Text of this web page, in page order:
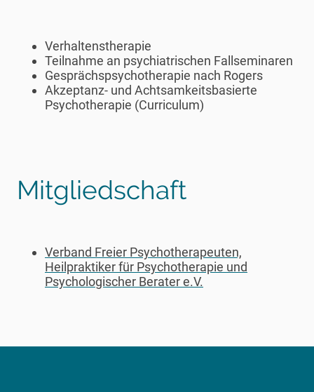
Verhaltenstherapie
Teilnahme an psychiatrischen Fallseminaren
Gesprächspsychotherapie nach Rogers
Akzeptanz- und Achtsamkeitsbasierte
Psychotherapie (Curriculum)
Mitgliedschaft
Verband Freier Psychotherapeuten,
Heilpraktiker für Psychotherapie und
Psychologischer Berater e.V.